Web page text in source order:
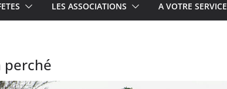
LES ASSOCIATIONS A VOTRE SERVICE
perché